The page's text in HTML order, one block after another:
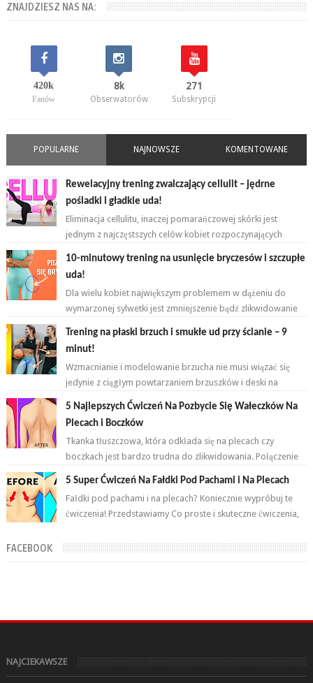
ZNAJDZIESZ NAS NA:
420k
Fanów
8k
Obserwatorów
271
Subskrypcji
POPULARNE NAJNOWSZE KOMENTOWANE
Rewelacyjny trening zwalczający cellulit – jędrne
pośladki i gładkie uda!
Eliminacja cellulitu, inaczej pomarańczowej skórki jest
jednym z najczęstszych celów kobiet rozpoczynających
10-minutowy trening na usunięcie bryczesów i szczupłe
uda!
Dla wielu kobiet największym problemem w dążeniu do
wymarzonej sylwetki jest zmniejszenie bądź zlikwidowanie
Trening na płaski brzuch i smukłe ud przy ścianie – 9
minut!
Wzmacnianie i modelowanie brzucha nie musi wiązać się
jedynie z ciągłym powtarzaniem brzuszków i deski na
przemian. Brzuch to nie jeden...
5 Najlepszych Ćwiczeń Na Pozbycie Się Wałeczków Na
Plecach i Boczków
Tkanka tłuszczowa, która odkłada się na plecach czy
boczkach jest bardzo trudna do zlikwidowania. Połączenie
odpowiednich ćwiczeń oraz ...
5 Super Ćwiczeń Na Fałdki Pod Pachami i Na Plecach
Fałdki pod pachami i na plecach? Koniecznie wypróbuj te
ćwiczenia! Przedstawiamy Co proste i skuteczne ćwiczenia,
FACEBOOK
NAJCIEKAWSZE